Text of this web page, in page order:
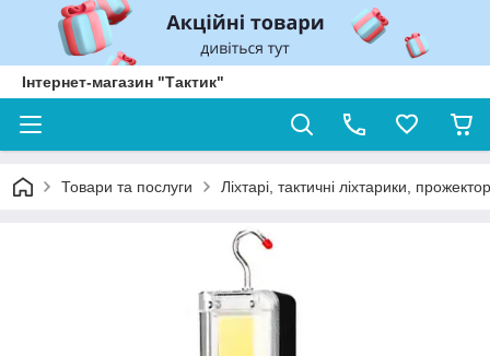
Інтернет-магазин "Тактик"
Товари та послуги Ліхтарі, тактичні ліхтарики,